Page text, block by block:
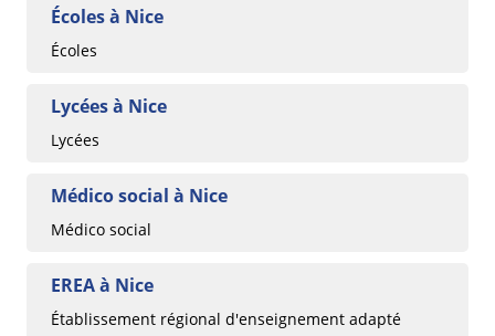
Écoles à Nice
Écoles
Lycées à Nice
Lycées
Médico social à Nice
Médico social
EREA à Nice
Établissement régional d'enseignement adapté